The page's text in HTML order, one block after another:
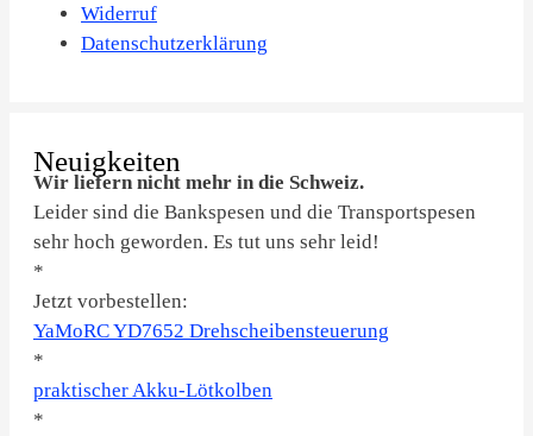
Widerruf
Datenschutzerklärung
Neuigkeiten
Wir liefern nicht mehr in die Schweiz.
Leider sind die Bankspesen und die Transportspesen
sehr hoch geworden. Es tut uns sehr leid!
*
Jetzt vorbestellen:
YaMoRC YD7652 Drehscheibensteuerung
*
praktischer Akku-Lötkolben
*